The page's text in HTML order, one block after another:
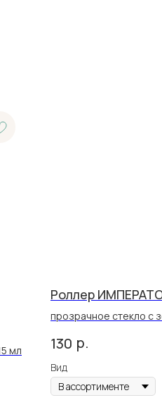
мл
Роллер
прозрачное стекло с
130 р.
Вид